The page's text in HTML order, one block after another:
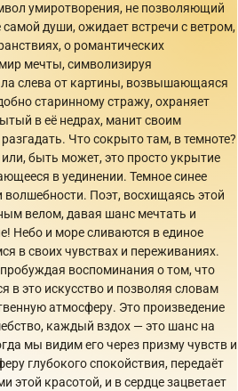
умиротворения, не позволяющий
души, ожидает встречи с ветром,
о романтических
мечты, символизируя
слева от картины, возвышающаяся
старинному стражу, охраняет
в её недрах, манит своим
Что сокрыто там, в темноте?
быть может, это просто укрытие
в уединении. Темное синее
Поэт, восхищаясь этой
велом, давая шанс мечтать и
Небо и море сливаются в единое
в своих чувствах и переживаниях.
воспоминания о том, что
это искусство и позволяя словам
атмосферу. Это произведение
каждый вздох — это шанс на
мы видим его через призму чувств и
глубокого спокойствия, передаёт
красотой, и в сердце зацветает